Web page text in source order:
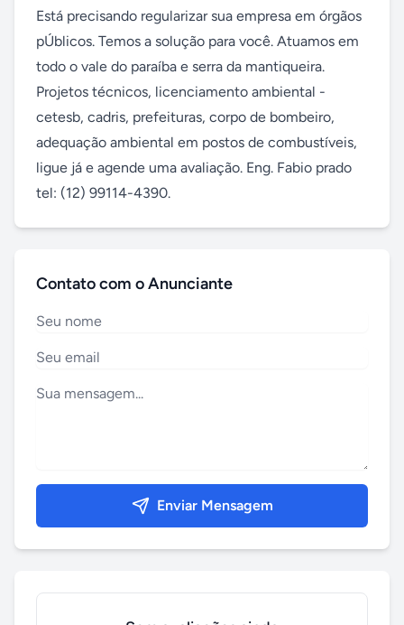
Está precisando regularizar sua empresa em órgãos
pÚblicos. Temos a solução para você. Atuamos em
todo o vale do paraíba e serra da mantiqueira.
Projetos técnicos, licenciamento ambiental -
cetesb, cadris, prefeituras, corpo de bombeiro,
adequação ambiental em postos de combustíveis,
ligue já e agende uma avaliação. Eng. Fabio prado
tel: (12) 99114-4390.
Contato com o Anunciante
Enviar Mensagem